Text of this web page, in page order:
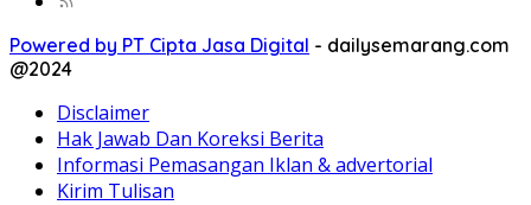
Powered by PT Cipta Jasa Digital - dailysemarang.com
@2024
Disclaimer
Hak Jawab Dan Koreksi Berita
Informasi Pemasangan Iklan & advertorial
Kirim Tulisan